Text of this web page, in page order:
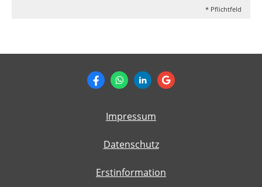
* Pflichtfeld
Impressum
Datenschutz
Erstinformation